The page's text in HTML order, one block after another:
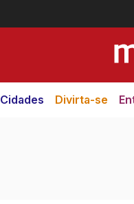
Cidades Divirta-se